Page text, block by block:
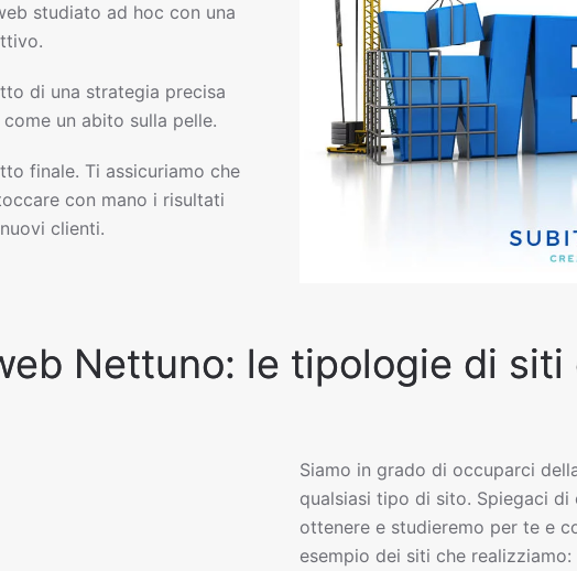
studiato ad hoc con una
di una strategia precisa
un abito sulla pelle.
finale. Ti assicuriamo che
con mano i risultati
clienti.
Nettuno: le tipologie di
Siamo in grado di occuparci
qualsiasi tipo di sito. Spiegaci
ottenere e studieremo per te e
esempio dei siti che realizziamo: